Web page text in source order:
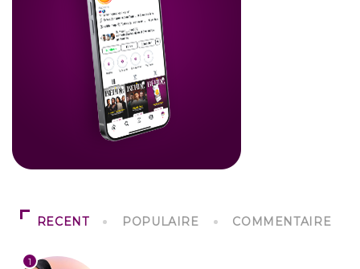
RECENT POPULAIRE COMMENTAIRE
1